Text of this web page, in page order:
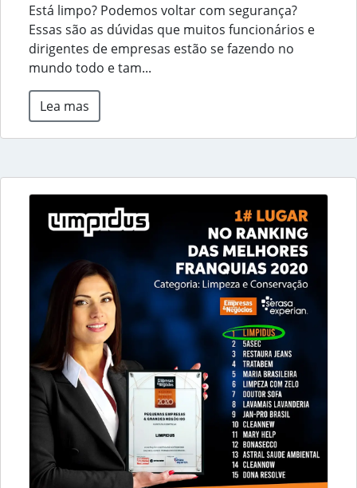
Está limpo? Podemos voltar com segurança?
Essas são as dúvidas que muitos funcionários e
dirigentes de empresas estão se fazendo no
mundo todo e tam...
Lea mas